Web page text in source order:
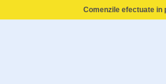
Comenzile efectuate in